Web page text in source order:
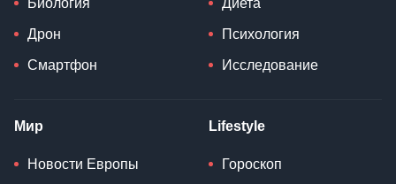
Биология
Дрон
Смартфон
Диета
Психология
Исследование
Мир
Новости Европы
Lifestyle
Гороскоп